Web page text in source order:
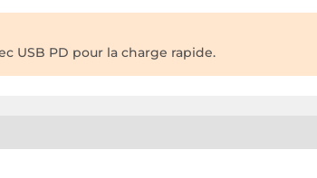
USB PD pour la charge rapide.